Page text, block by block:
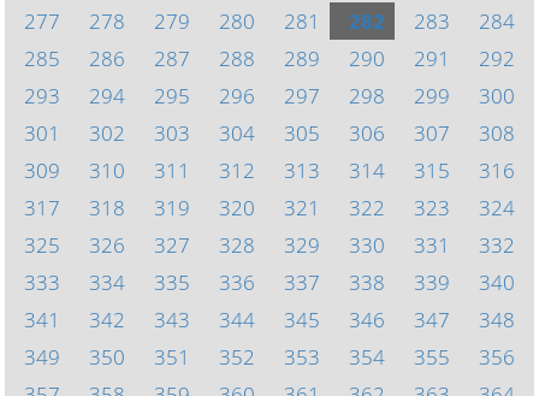
277
278 279 280 281 282 283
284
285
286 287 288 289 290 291
292
293
294 295 296 297 298 299
300
301
302 303 304 305 306 307
308
309
310 311 312 313 314 315
316
317
318 319 320 321 322 323
324
325
326 327 328 329 330 331
332
333
334 335 336 337 338 339
340
341
342 343 344 345 346 347
348
349
350 351 352 353 354 355
356